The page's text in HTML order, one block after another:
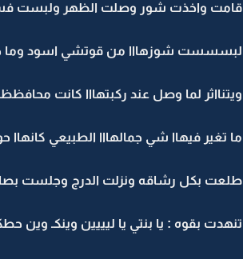
قامت واخذت شور وصلت الظهر ولبست
لبسسست شوزهااا من قوتشي اسود وما
ويتنااثر لما وصل عند ركبتهااا كانت
ما تغير فيهاا شي جمالهااا الطبيعي كانهاا
طلعت بكل رشاقه ونزلت الدرج وجلست بصاله
تنهدت بقوه : يا بنتي يا ليييين وينكـ وين